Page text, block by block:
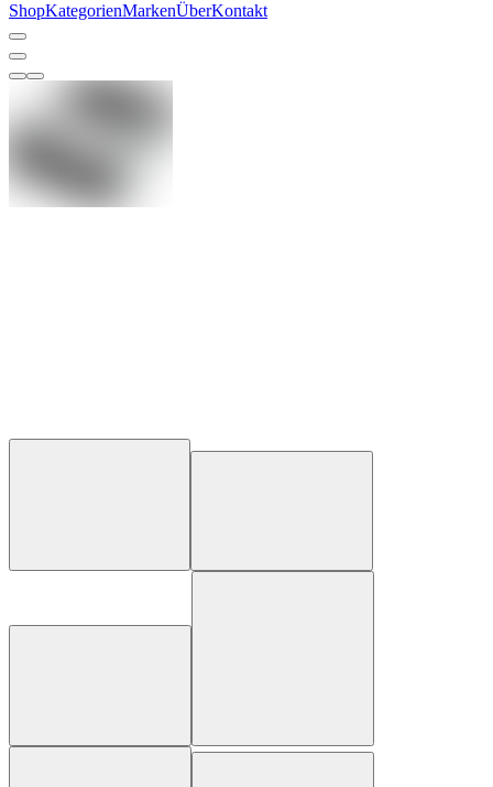
ShopKategorienMarkenÜberKontakt